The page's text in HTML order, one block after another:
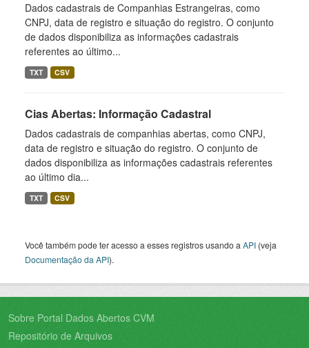
Dados cadastrais de Companhias Estrangeiras, como
CNPJ, data de registro e situação do registro. O conjunto
de dados disponibiliza as informações cadastrais
referentes ao último...
TXT CSV
Cias Abertas: Informação Cadastral
Dados cadastrais de companhias abertas, como CNPJ,
data de registro e situação do registro. O conjunto de
dados disponibiliza as informações cadastrais referentes
ao último dia...
TXT CSV
Você também pode ter acesso a esses registros usando a API (veja
Documentação da API).
Sobre Portal Dados Abertos CVM
Repositório de Arquivos